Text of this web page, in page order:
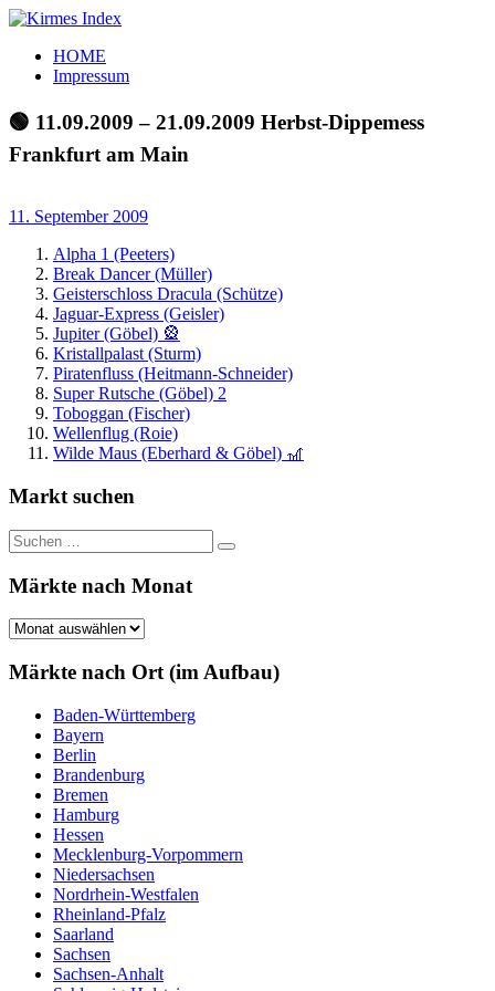
Zum
springen
Kirmes
Index
Tourpläne
der
letzten
Jahre
HOME
Impressum
🟢 11.09.2009 – 21.09.2009 Herbst-Dippemess
Frankfurt am Main
11. September 2009
Alpha 1 (Peeters)
Break Dancer (Müller)
Geisterschloss Dracula (Schütze)
Jaguar-Express (Geisler)
Jupiter (Göbel) 🎡
Kristallpalast (Sturm)
Piratenfluss (Heitmann-Schneider)
Super Rutsche (Göbel) 2
Toboggan (Fischer)
Wellenflug (Roie)
Wilde Maus (Eberhard & Göbel) 🎢
Markt suchen
Suchen
nach:
Suchen
Märkte nach Monat
Märkte
Monat
Märkte nach Ort (im Aufbau)
Baden-Württemberg
Bayern
Berlin
Brandenburg
Bremen
Hamburg
Hessen
Mecklenburg-Vorpommern
Niedersachsen
Nordrhein-Westfalen
Rheinland-Pfalz
Saarland
Sachsen
Sachsen-Anhalt